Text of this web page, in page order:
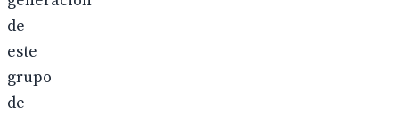
de
este
grupo
de